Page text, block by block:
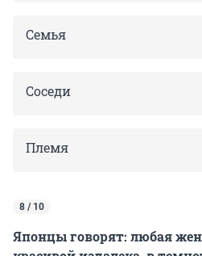
Семья
Соседи
Племя
8 / 10
Японцы говорят: любая